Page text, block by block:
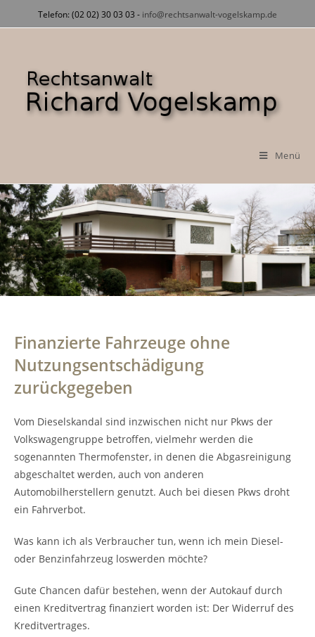
Inhalt
Telefon: (02 02) 30 03 03 - info@rechtsanwalt-vogelskamp.de
Menü
Finanzierte Fahrzeuge ohne
Nutzungsentschädigung
zurückgegeben
Vom Dieselskandal sind inzwischen nicht nur Pkws der
Volkswagengruppe betroffen, vielmehr werden die
sogenannten Thermofenster, in denen die Abgasreinigung
abgeschaltet werden, auch von anderen
Automobilherstellern genutzt. Auch bei diesen Pkws droht
ein Fahrverbot.
Was kann ich als Verbraucher tun, wenn ich mein Diesel-
oder Benzinfahrzeug loswerden möchte?
Gute Chancen dafür bestehen, wenn der Autokauf durch
einen Kreditvertrag finanziert worden ist: Der Widerruf des
Kreditvertrages.